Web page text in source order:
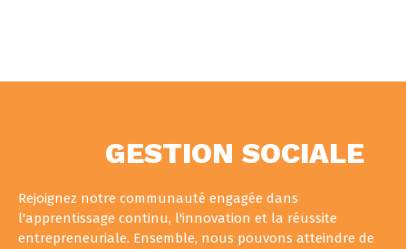
GESTION SOCIALE
Rejoignez notre communauté engagée dans
l'apprentissage continu, l'innovation et la réussite
entrepreneuriale. Ensemble, nous pouvons atteindre de